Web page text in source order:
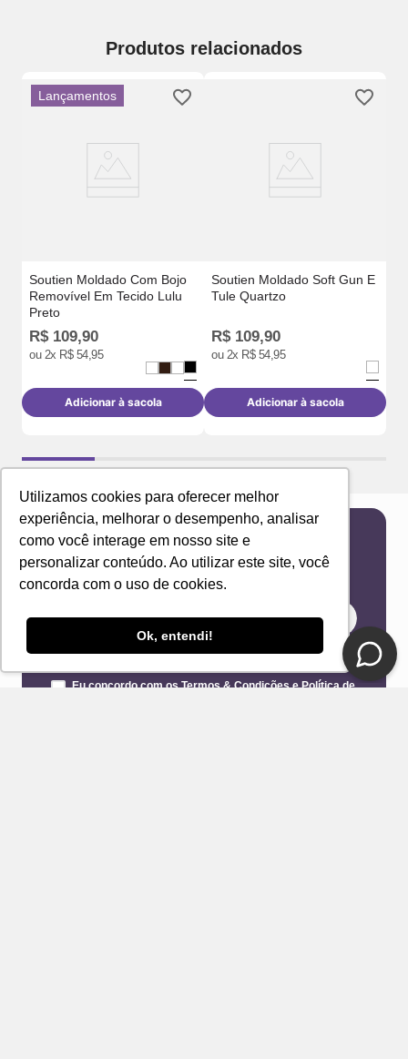
Utilizamos cookies para oferecer melhor
experiência, melhorar o desempenho, analisar
como você interage em nosso site e
personalizar conteúdo. Ao utilizar este site, você
concorda com o uso de cookies.
Ok, entendi!
Produtos relacionados
Lançamentos
Soutien Moldado Com Bojo
Removível Em Tecido Lulu
Preto
R$ 109,90
ou 2x R$ 54,95
Adicionar à sacola
Soutien Moldado Soft Gun E
Tule Quartzo
R$ 109,90
ou 2x R$ 54,95
Adicionar à sacola
Newsletter
Receba novidades e ofertas exclusivas em seu
e-mail!
Eu concordo com os Termos & Condições e Política de